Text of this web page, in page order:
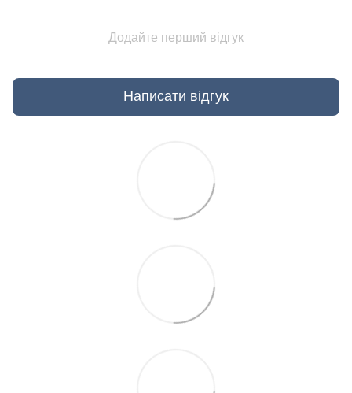
Додайте перший відгук
Написати відгук